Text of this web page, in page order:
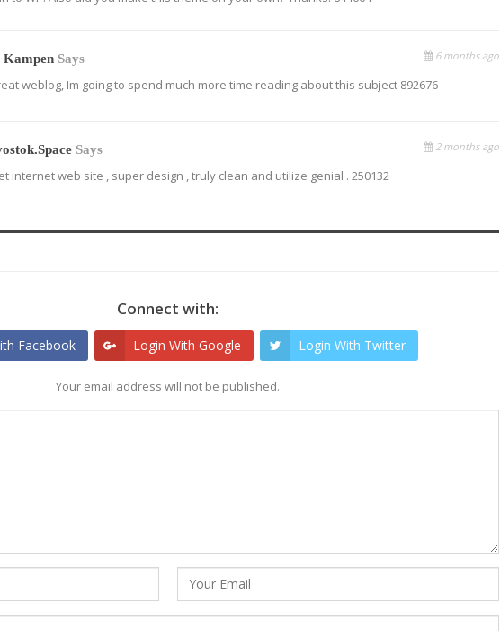
Kampen Says 6 months ago
weblog, Im going to spend much more time reading about this subject 892676
Says 2 months ago
internet web site , super design , truly clean and utilize genial . 250132
Connect with:
Facebook Login With Google Login With Twitter
Your email address will not be published.